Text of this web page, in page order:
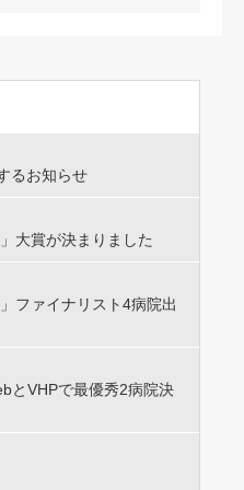
るお知らせ
大賞が決まりました
ファイナリスト4病院出
とVHPで最優秀2病院決